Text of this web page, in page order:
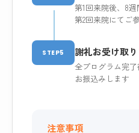
第1回来院後、8
第2回来院にてご
STEP5 謝礼お受け取り
全プログラム完
お振込みします
注意事項